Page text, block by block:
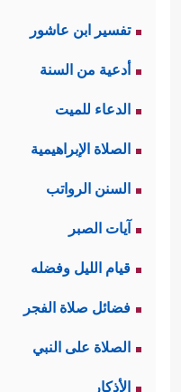
تفسير ابن عاشور
أدعية من السنة
الدعاء للميت
الصلاة الإبراهيمية
السنن الرواتب
آيات الصبر
قيام الليل وفضله
فضائل صلاة الفجر
الصلاة على النبي
الأذكار